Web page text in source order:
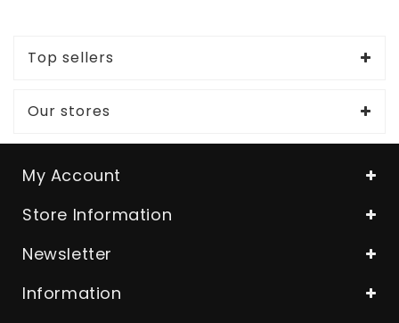
Top sellers
Our stores
My Account
Store Information
Newsletter
Information